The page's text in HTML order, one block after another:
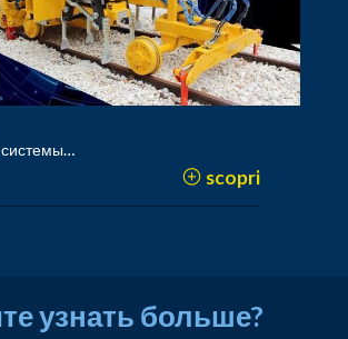
scopri
узнать больше?